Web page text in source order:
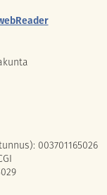
003701165026